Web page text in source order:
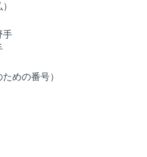
手
めの番号）